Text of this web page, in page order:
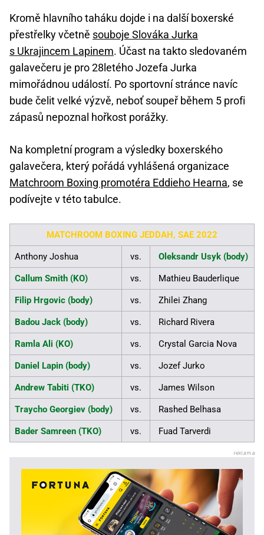
Kromě hlavního taháku dojde i na další boxerské
přestřelky včetně souboje Slováka Jurka
s Ukrajincem Lapinem. Účast na takto sledovaném
galavečeru je pro 28letého Jozefa Jurka
mimořádnou událostí. Po sportovní stránce navíc
bude čelit velké výzvě, neboť soupeř během 5 profi
zápasů nepoznal hořkost porážky.
Na kompletní program a výsledky boxerského
galavečera, který pořádá vyhlášená organizace
Matchroom Boxing promotéra Eddieho Hearna, se
podívejte v této tabulce.
MATCHROOM BOXING JEDDAH, SAE 2022
Anthony Joshua vs. Oleksandr Usyk (body)
Callum Smith (KO) vs. Mathieu Bauderlique
Filip Hrgovic (body) vs. Zhilei Zhang
Badou Jack (body) vs. Richard Rivera
Ramla Ali (KO) vs. Crystal Garcia Nova
Daniel Lapin (body) vs. Jozef Jurko
Andrew Tabiti (TKO) vs. James Wilson
Traycho Georgiev (body) vs. Rashed Belhasa
Bader Samreen (TKO) vs. Fuad Tarverdi